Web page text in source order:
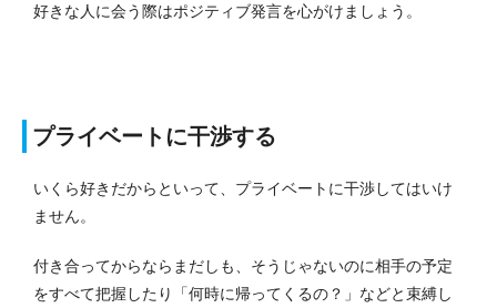
好きな人に会う際はポジティブ発言を心がけましょう。
プライベートに干渉する
いくら好きだからといって、プライベートに干渉してはいけ
ません。
付き合ってからならまだしも、そうじゃないのに相手の予定
をすべて把握したり「何時に帰ってくるの？」などと束縛し